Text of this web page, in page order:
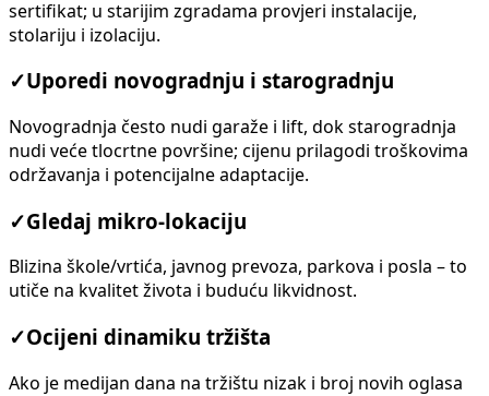
sertifikat; u starijim zgradama provjeri instalacije,
stolariju i izolaciju.
✓Uporedi novogradnju i starogradnju
Novogradnja često nudi garaže i lift, dok starogradnja
nudi veće tlocrtne površine; cijenu prilagodi troškovima
održavanja i potencijalne adaptacije.
✓Gledaj mikro-lokaciju
Blizina škole/vrtića, javnog prevoza, parkova i posla – to
utiče na kvalitet života i buduću likvidnost.
✓Ocijeni dinamiku tržišta
Ako je medijan dana na tržištu nizak i broj novih oglasa